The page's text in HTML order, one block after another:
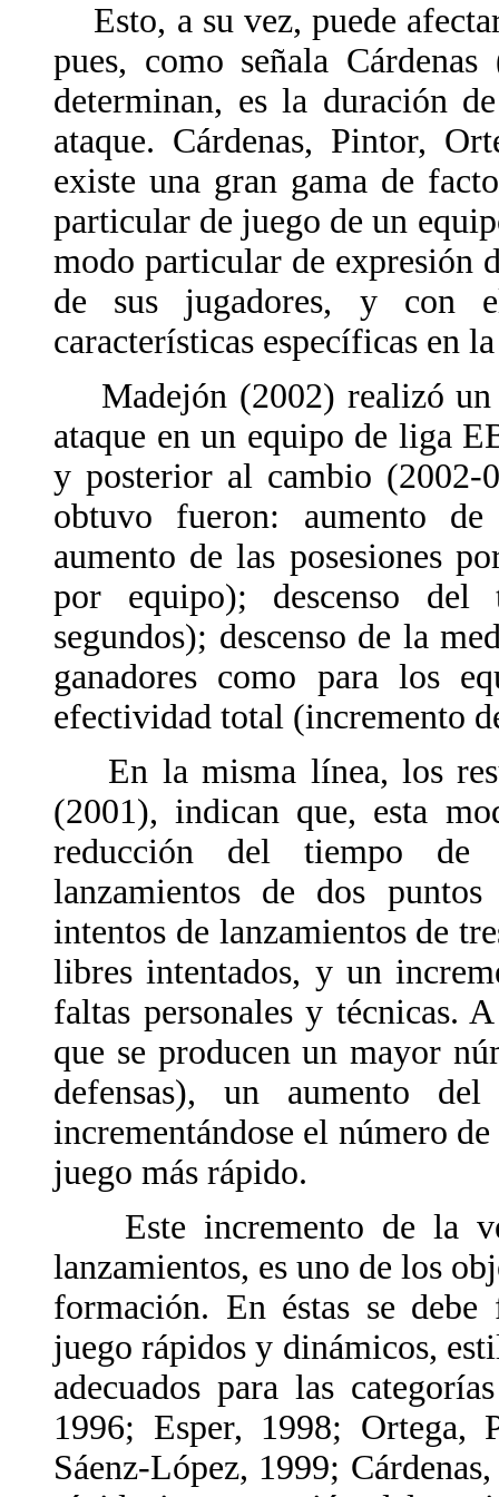
Esto, a su vez, puede
pues, como señala
determinan, es la duración
ataque. Cárdenas, Pintor,
existe una gran gama de
particular de juego de un
modo particular de
de sus jugadores, y con
características específicas en
Madejón (2002) realizó un
ataque en un equipo de liga
y posterior al cambio (2002-
obtuvo fueron: aumento
aumento de las posesiones
por equipo); descenso del
segundos); descenso de la
ganadores como para los
efectividad total (incremento
En la misma línea, los
(2001), indican que, esta
reducción del tiempo de
lanzamientos de dos
intentos de lanzamientos de
libres intentados, y un
faltas personales y técnicas.
que se producen un mayor
defensas), un aumento
incrementándose el número
juego más rápido.
Este incremento de la
lanzamientos, es uno de los
formación. En éstas se
juego rápidos y dinámicos,
adecuados para las
1996; Esper, 1998; Ortega,
Sáenz-López, 1999;